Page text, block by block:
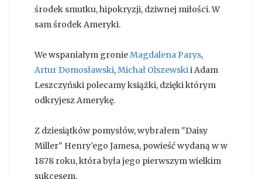
środek smutku, hipokryzji, dziwnej miłości. W
sam środek Ameryki.
We wspaniałym gronieMagdalena Parys,
Artur Domosławski,Michał Olszewskii Adam
Leszczyński polecamy książki, dzięki którym
odkryjesz Amerykę.
Z dziesiątków pomysłów, wybrałem "Daisy
Miller" Henry'ego Jamesa, powieść wydaną w w
1878 roku, która była jego pierwszym wielkim
sukcesem.